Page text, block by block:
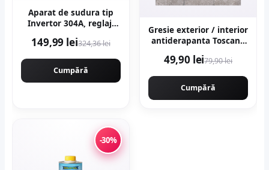
Aparat de sudura tip
Invertor 304A, reglaj,
1.6-4mm, Next
MASH PROFESSIONAL
CMP1694
149,99 lei324,36 lei
Cumpără
Gresie exterior / interior
antiderapanta Toscana
portelanata rectificata
49,90 lei79,90 lei
Cumpără
-30%